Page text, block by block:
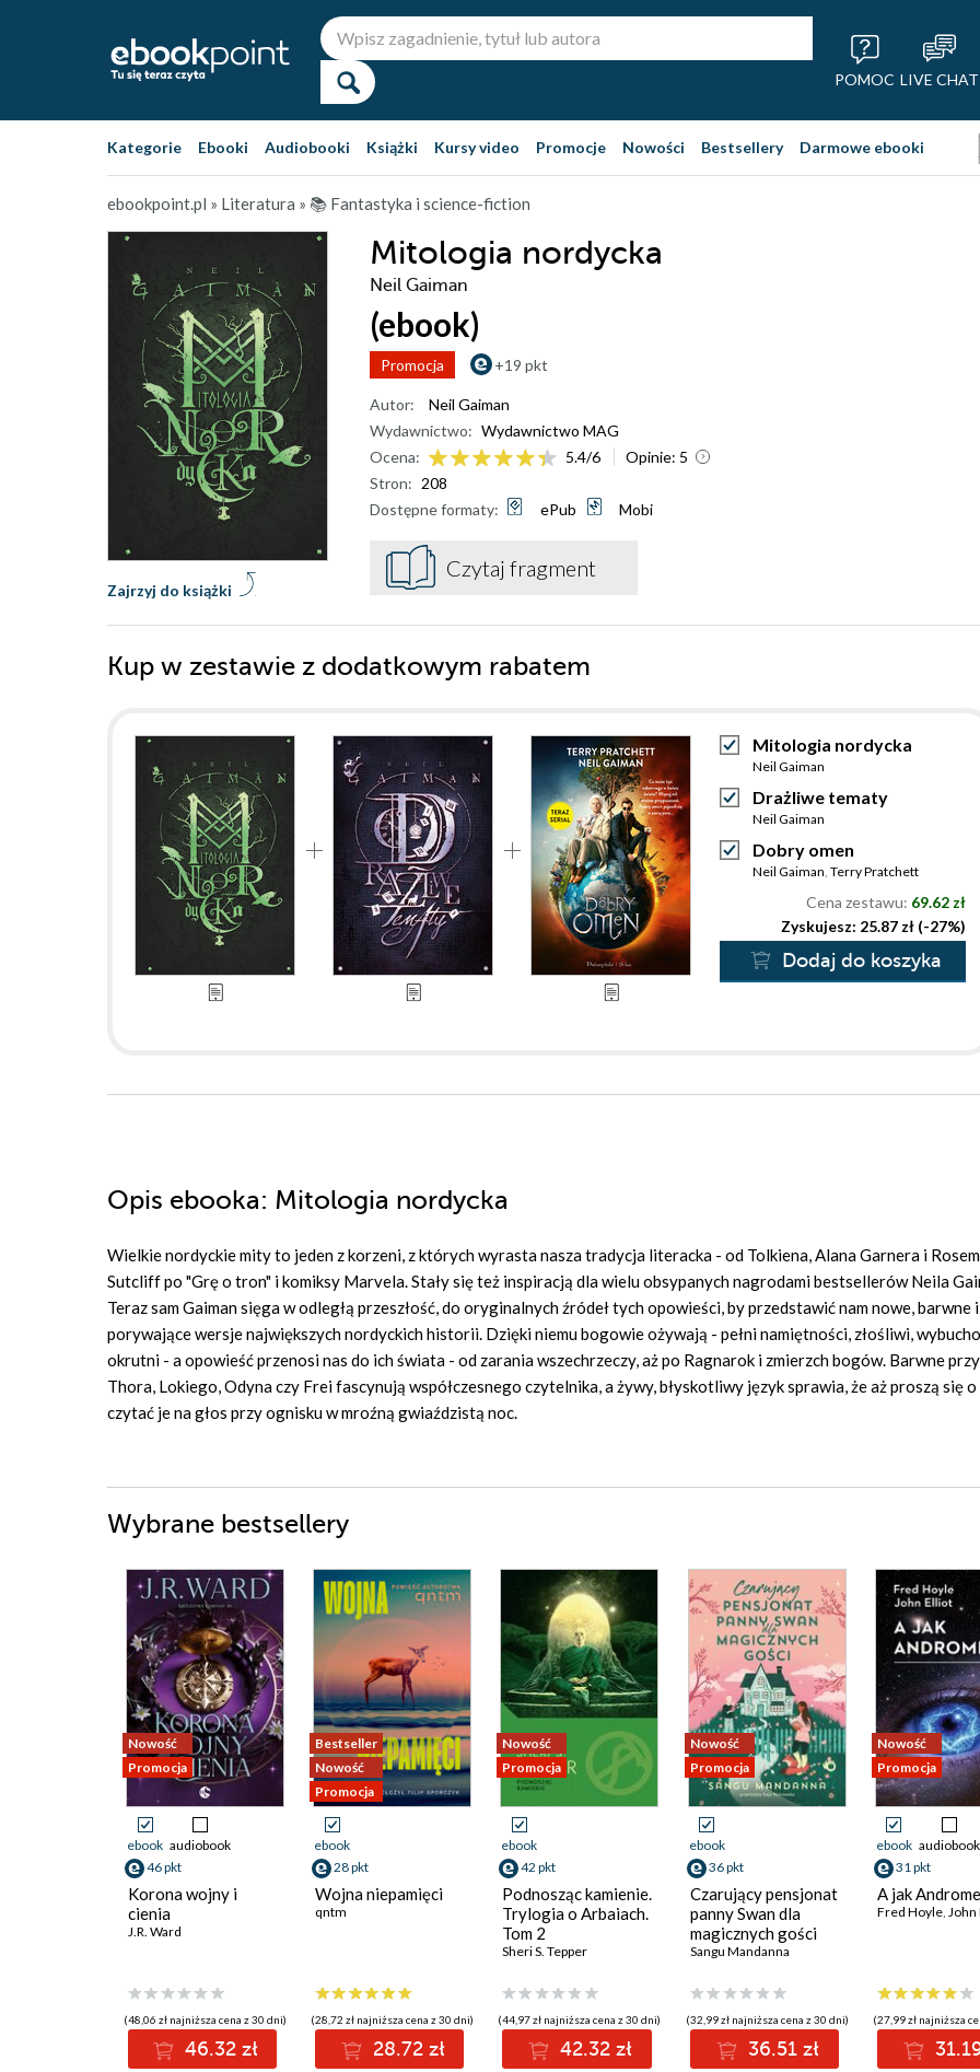
POMOC LIVE CHAT
Kategorie Ebooki Audiobooki Książki Kursy video Promocje Nowości Bestsellery Darmowe ebooki
ebookpoint.pl » Literatura » 📚 Fantastyka i science-fiction
Mitologia nordycka
Neil Gaiman
(ebook)
Promocja +19 pkt
Zajrzyj do książki
Autor:
Neil Gaiman
Wydawnictwo: Wydawnictwo MAG
Ocena:
5.4/6 Opinie: 5
Stron: 208
Dostępne formaty:
ePub Mobi
Czytaj fragment
Kup w zestawie z dodatkowym rabatem
Mitologia nordycka
Neil Gaiman
Drażliwe tematy
Neil Gaiman
Dobry omen
Neil Gaiman, Terry Pratchett
Cena zestawu: 69.62 zł
Zyskujesz: 25.87 zł (-27%)
Dodaj do koszyka
Opis ebooka: Mitologia nordycka
Wielkie nordyckie mity to jeden z korzeni, z których wyrasta nasza tradycja literacka - od Tolkiena, Alana Garnera i
Sutcliff po "Grę o tron" i komiksy Marvela. Stały się też inspiracją dla wielu obsypanych nagrodami bestsellerów Neila
Teraz sam Gaiman sięga w odległą przeszłość, do oryginalnych źródeł tych opowieści, by przedstawić nam nowe, barwne i
porywające wersje największych nordyckich historii. Dzięki niemu bogowie ożywają - pełni namiętności, złośliwi,
okrutni - a opowieść przenosi nas do ich świata - od zarania wszechrzeczy, aż po Ragnarok i zmierzch bogów. Barwne
Thora, Lokiego, Odyna czy Frei fascynują współczesnego czytelnika, a żywy, błyskotliwy język sprawia, że aż proszą się
czytać je na głos przy ognisku w mroźną gwiaździstą noc.
Wybrane bestsellery
Nowość
Promocja
ebook audiobook
46 pkt
Korona wojny i
cienia
J.R. Ward
(48,06 zł najniższa cena z 30 dni)
46.32 zł
Bestseller
Nowość
Promocja
ebook
28 pkt
Wojna niepamięci
qntm
(28,72 zł najniższa cena z 30 dni)
28.72 zł
Nowość
Promocja
ebook
42 pkt
Podnosząc kamienie.
Trylogia o Arbaiach.
Tom 2
Sheri S. Tepper
(44,97 zł najniższa cena z 30 dni)
42.32 zł
Nowość
Promocja
ebook
36 pkt
Czarujący pensjonat
panny Swan dla
magicznych gości
Sangu Mandanna
(32,99 zł najniższa cena z 30 dni)
36.51 zł
Nowość
Promocja
ebook audiobook
31 pkt
A jak
Fred Hoyle, John
(27,99 zł najniższa